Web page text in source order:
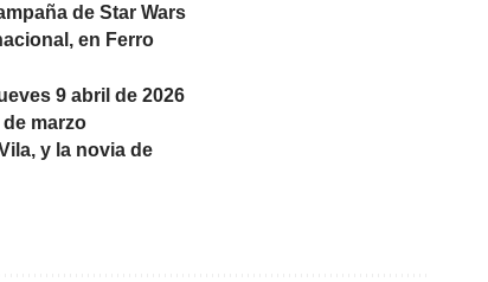
de Star Wars
en Ferro
9 abril de 2026
marzo
y la novia de